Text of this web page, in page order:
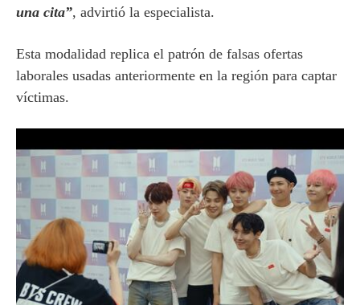
una cita”, advirtió la especialista.
Esta modalidad replica el patrón de falsas ofertas
laborales usadas anteriormente en la región para captar
víctimas.